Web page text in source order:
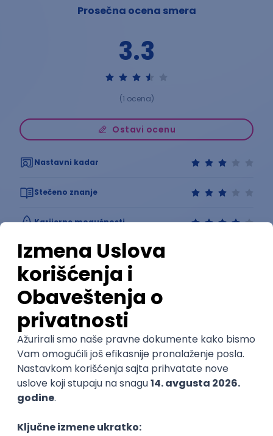
Prosečna ocena smera
3.3
(1 ocena)
Ostavi ocenu
Nastavni kadar
Stečeno znanje
Karijerne mogućnosti
Sve ocene
Student168
Student master studija
Opšti utisak
Odnos profesora prema studentima je korektan, očekuju